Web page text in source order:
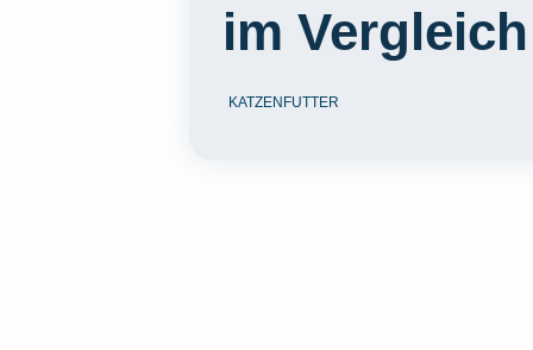
im Vergleich
KATZENFUTTER